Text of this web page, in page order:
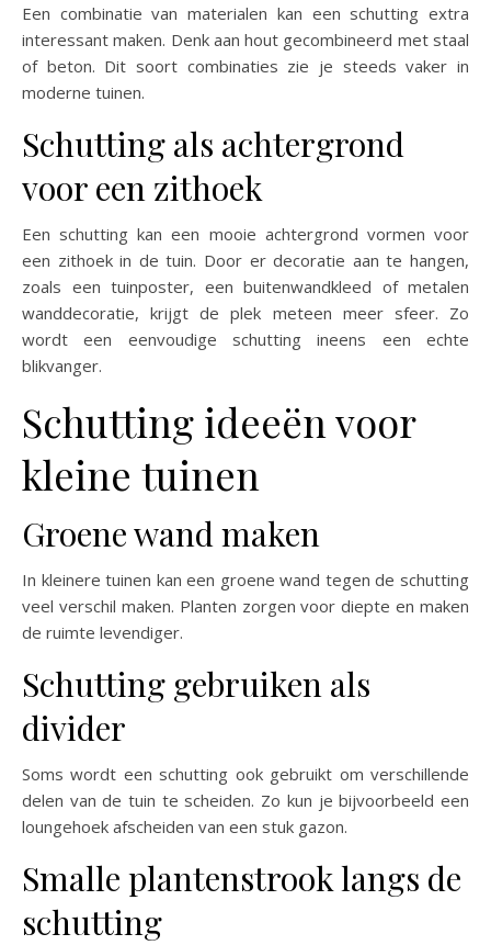
Een combinatie van materialen kan een schutting extra
interessant maken. Denk aan hout gecombineerd met staal
of beton. Dit soort combinaties zie je steeds vaker in
moderne tuinen.
Schutting als achtergrond
voor een zithoek
Een schutting kan een mooie achtergrond vormen voor
een zithoek in de tuin. Door er decoratie aan te hangen,
zoals een tuinposter, een buitenwandkleed of metalen
wanddecoratie, krijgt de plek meteen meer sfeer. Zo
wordt een eenvoudige schutting ineens een echte
blikvanger.
Schutting ideeën voor
kleine tuinen
Groene wand maken
In kleinere tuinen kan een groene wand tegen de schutting
veel verschil maken. Planten zorgen voor diepte en maken
de ruimte levendiger.
Schutting gebruiken als
divider
Soms wordt een schutting ook gebruikt om verschillende
delen van de tuin te scheiden. Zo kun je bijvoorbeeld een
loungehoek afscheiden van een stuk gazon.
Smalle plantenstrook langs de
schutting